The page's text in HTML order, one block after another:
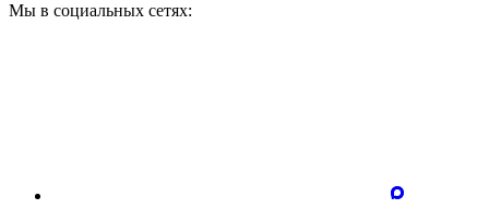
Мы в социальных сетях: